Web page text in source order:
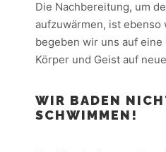
Die Nachbereitung, um
aufzuwärmen, ist ebenso
begeben wir uns auf eine
Körper und Geist auf
WIR BADEN
SCHWIMMEN!